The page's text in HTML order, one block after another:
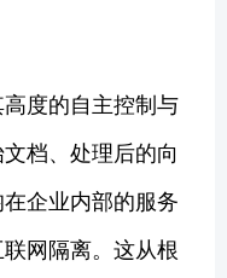
度的自主控制与
档、处理后的向
企业内部的服务
网隔离。这从根